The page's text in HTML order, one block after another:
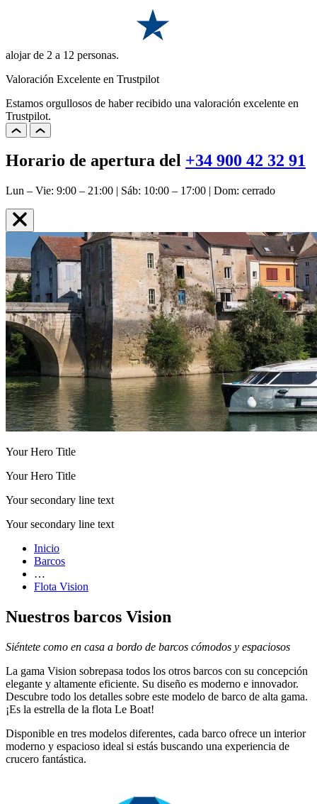
alojar de 2 a 12 personas.
Valoración Excelente en Trustpilot
Estamos orgullosos de haber recibido una valoración excelente en
Trustpilot.
Horario de apertura del +34 900 42 32 91
Lun – Vie: 9:00 – 21:00 | Sáb: 10:00 – 17:00 | Dom: cerrado
Your Hero Title
Your Hero Title
Your secondary line text
Your secondary line text
Inicio
Barcos
…
Flota Vision
Nuestros barcos Vision
Siéntete como en casa a bordo de barcos cómodos y espaciosos
La gama Vision sobrepasa todos los otros barcos con su concepción
elegante y altamente eficiente. Su diseño es moderno e innovador.
Descubre todo los detalles sobre este modelo de barco de alta gama.
¡Es la estrella de la flota Le Boat!
Disponible en tres modelos diferentes, cada barco ofrece un interior
moderno y espacioso ideal si estás buscando una experiencia de
crucero fantástica.